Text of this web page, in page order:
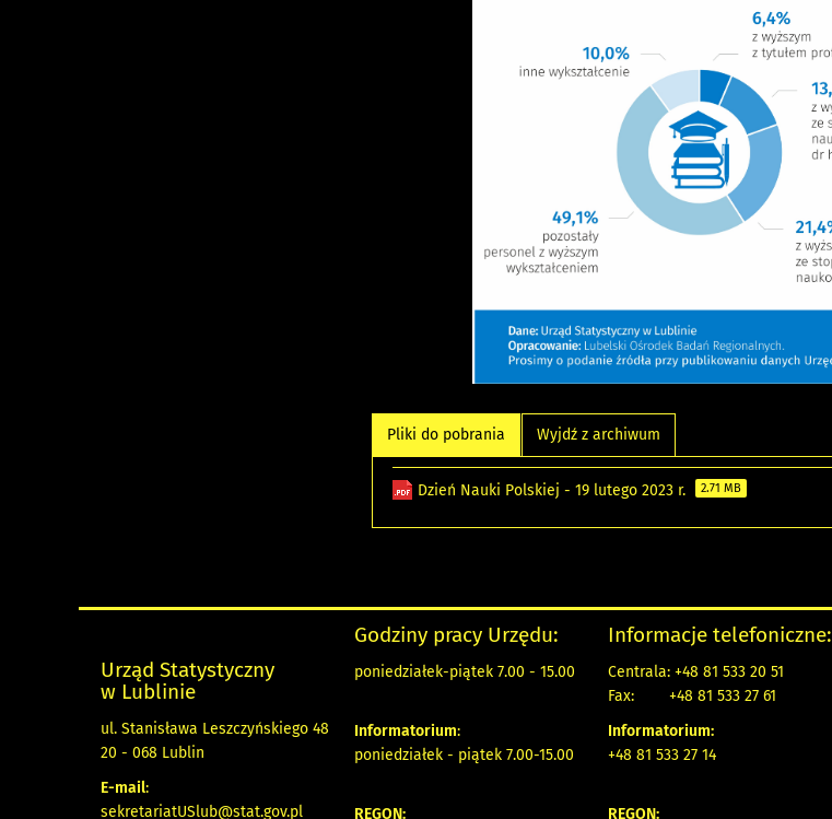
Pliki do pobrania Wyjdź z archiwum
Dzień Nauki Polskiej - 19 lutego 2023 r. 2.71 MB
Urząd Statystyczny
w Lublinie
ul. Stanisława Leszczyńskiego 48
20 - 068 Lublin
E-mail:
sekretariatUSlub@stat.gov.pl
Godziny pracy Urzędu:
poniedziałek-piątek 7.00 - 15.00
Informatorium:
poniedziałek - piątek 7.00-15.00
REGON:
Informacje telefoniczne:
Centrala: +48 81 533 20 51
Fax:
+48 81 533 27 61
Informatorium:
+48 81 533 27 14
REGON: